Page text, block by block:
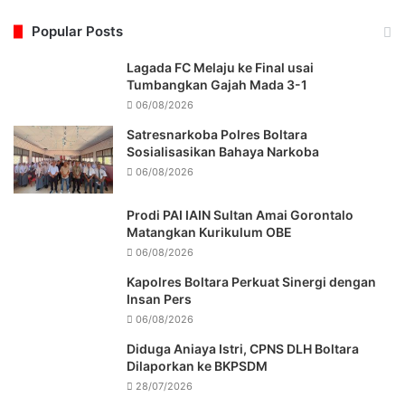
Popular Posts
Lagada FC Melaju ke Final usai
Tumbangkan Gajah Mada 3-1
06/08/2026
Satresnarkoba Polres Boltara
Sosialisasikan Bahaya Narkoba
06/08/2026
Prodi PAI IAIN Sultan Amai Gorontalo
Matangkan Kurikulum OBE
06/08/2026
Kapolres Boltara Perkuat Sinergi dengan
Insan Pers
06/08/2026
Diduga Aniaya Istri, CPNS DLH Boltara
Dilaporkan ke BKPSDM
28/07/2026